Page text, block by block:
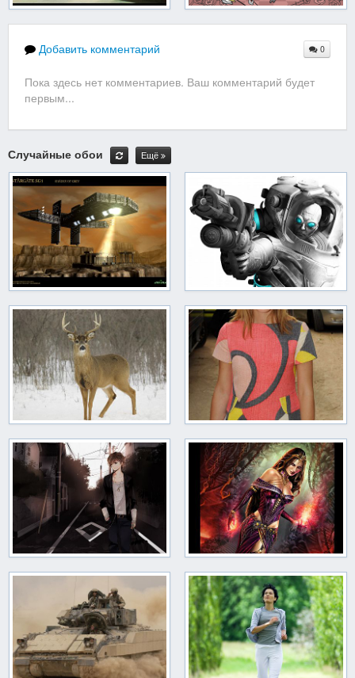
Добавить комментарий 0
Пока здесь нет комментариев. Ваш комментарий будет
первым...
Случайные обои Ещё